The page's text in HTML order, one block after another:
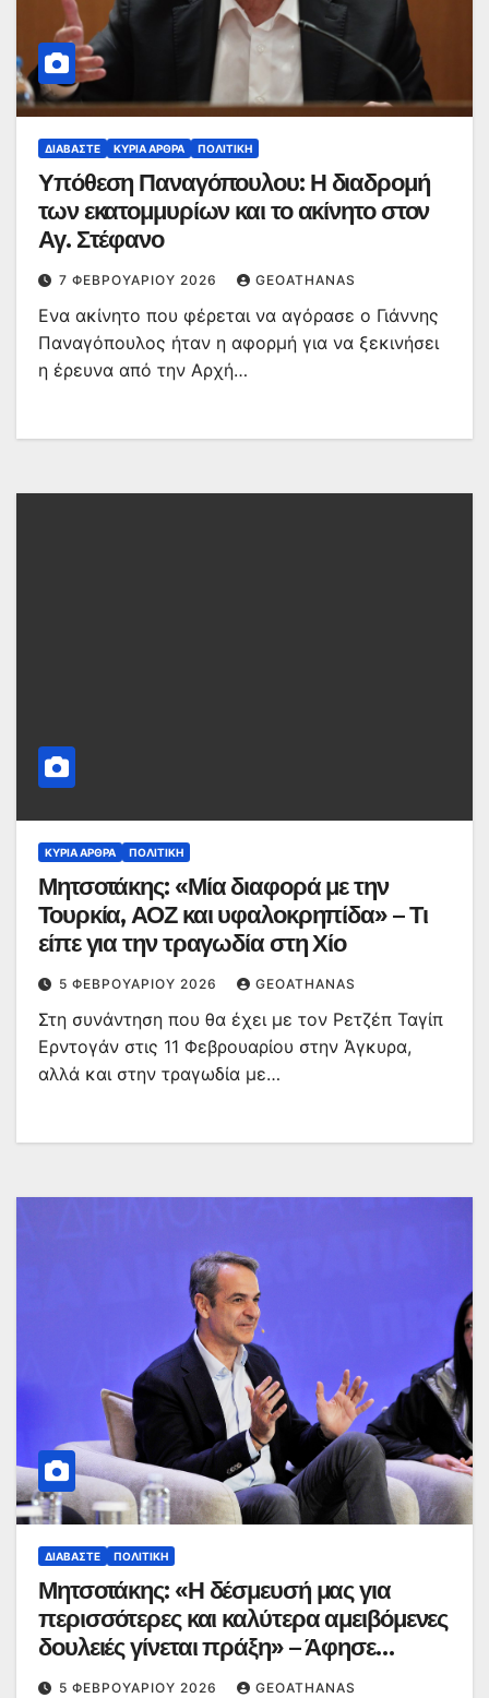
ΔΙΑΒΆΣΤΕ ΚΥΡΙΑ ΑΡΘΡΑ ΠΟΛΙΤΙΚΉ
Υπόθεση Παναγόπουλου: Η διαδρομή
των εκατομμυρίων και το ακίνητο στον
Αγ. Στέφανο
7 ΦΕΒΡΟΥΑΡΊΟΥ 2026 GEOATHANAS
Ενα ακίνητο που φέρεται να αγόρασε ο Γιάννης
Παναγόπουλος ήταν η αφορμή για να ξεκινήσει
η έρευνα από την Αρχή…
ΚΥΡΙΑ ΑΡΘΡΑ ΠΟΛΙΤΙΚΉ
Μητσοτάκης: «Μία διαφορά με την
Τουρκία, ΑΟΖ και υφαλοκρηπίδα» – Τι
είπε για την τραγωδία στη Χίο
5 ΦΕΒΡΟΥΑΡΊΟΥ 2026 GEOATHANAS
Στη συνάντηση που θα έχει με τον Ρετζέπ Ταγίπ
Ερντογάν στις 11 Φεβρουαρίου στην Άγκυρα,
αλλά και στην τραγωδία με…
ΔΙΑΒΆΣΤΕ ΠΟΛΙΤΙΚΉ
Μητσοτάκης: «Η δέσμευσή μας για
περισσότερες και καλύτερα αμειβόμενες
δουλειές γίνεται πράξη» – Άφησε
«παράθυρο» για ένταξη υγειονομικών
5 ΦΕΒΡΟΥΑΡΊΟΥ 2026 GEOATHANAS